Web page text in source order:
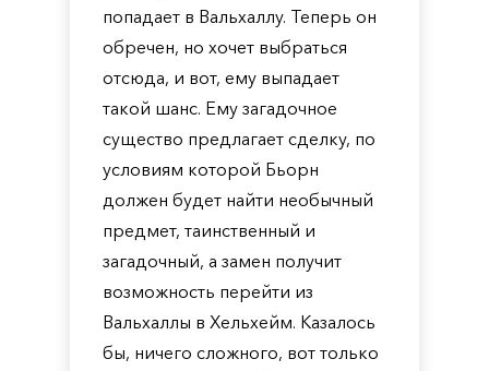
попадает в Вальхаллу. Теперь он
обречен, но хочет выбраться
отсюда, и вот, ему выпадает
такой шанс. Ему загадочное
существо предлагает сделку, по
условиям которой Бьорн
должен будет найти необычный
предмет, таинственный и
загадочный, а замен получит
возможность перейти из
Вальхаллы в Хельхейм. Казалось
бы, ничего сложного, вот только